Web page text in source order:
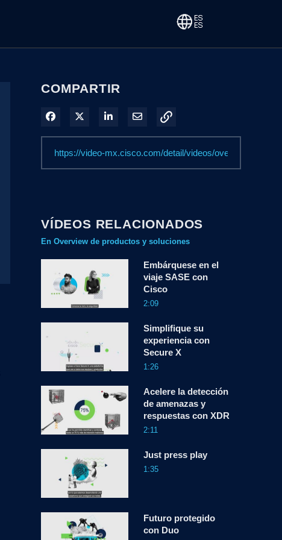
COMPARTIR
Compartir en Facebook
Compartir en X
Compartir en LinkedIn
Compartir por correo electrónico
VÍDEOS RELACIONADOS
En Overview de productos y soluciones
Embárquese en el
viaje SASE con
Cisco
2:09
Simplifique su
experiencia con
Secure X
1:26
Acelere la detección
de amenazas y
respuestas con XDR
2:11
Just press play
1:35
Futuro protegido
con Duo